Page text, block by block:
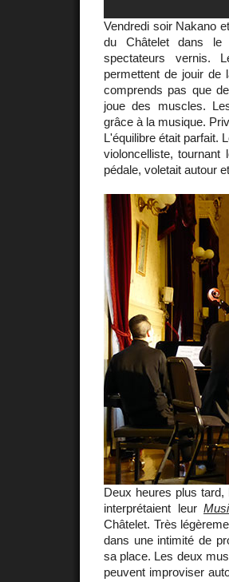
Vendredi soir Nakano
du Châtelet dans
spectateurs vernis.
permettent de jouir de
comprends pas que
joue des muscles.
grâce à la musique.
L'équilibre était parfait.
violoncelliste,
pédale, voletait autour
Deux heures plus
interprétaient leur
Châtelet. Très
dans une intimité de
sa place. Les deux
peuvent improviser